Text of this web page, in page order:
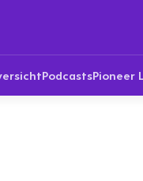
PodcastsPioneer